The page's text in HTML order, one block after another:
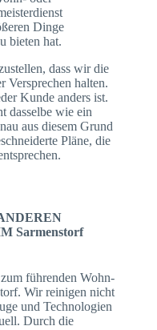
Dinge
bieten hat.
dass wir die
Versprechen halten.
Kunde anders ist.
dasselbe wie ein
aus diesem Grund
Pläne, die
Sarmenstorf
führenden Wohn-
Wir reinigen nicht
und Technologien
Durch die